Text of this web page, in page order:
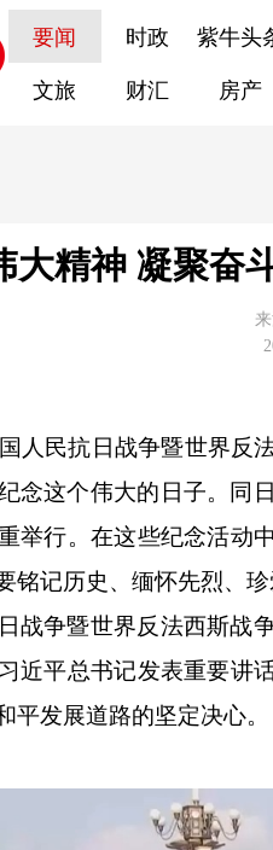
要闻 时政 紫牛头
文旅 财汇 房产
大精神 凝聚奋
来
人民抗日战争暨世界反
念这个伟大的日子。同
举行。在这些纪念活动
铭记历史、缅怀先烈、珍
争暨世界反法西斯战争
近平总书记发表重要讲
平发展道路的坚定决心。